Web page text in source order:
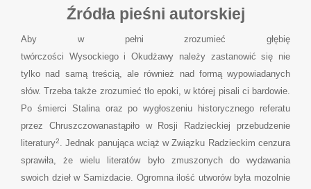
Źródła pieśni autorskiej
Aby w pełni zrozumieć głębię
twórczości Wysockiego i Okudżawy należy zastanowić się nie
tylko nad samą treścią, ale również nad formą wypowiadanych
słów. Trzeba także zrozumieć tło epoki, w której pisali ci bardowie.
Po śmierci Stalina oraz po wygłoszeniu historycznego referatu
przez Chruszczowanastąpiło w Rosji Radzieckiej przebudzenie
literatury2. Jednak panująca wciąż w Związku Radzieckim cenzura
sprawiła, że wielu literatów było zmuszonych do wydawania
swoich dzieł w Samizdacie. Ogromna ilość utworów była mozolnie